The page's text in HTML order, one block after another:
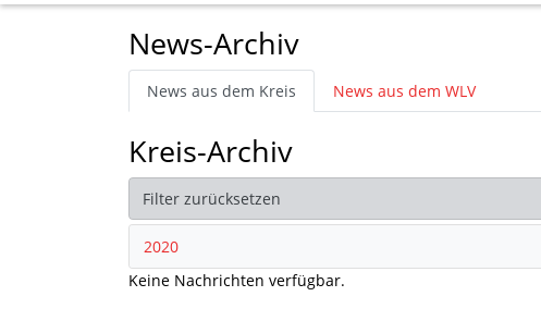
News-Archiv
News aus dem Kreis News aus dem WLV
Kreis-Archiv
Filter zurücksetzen
2020
Keine Nachrichten verfügbar.